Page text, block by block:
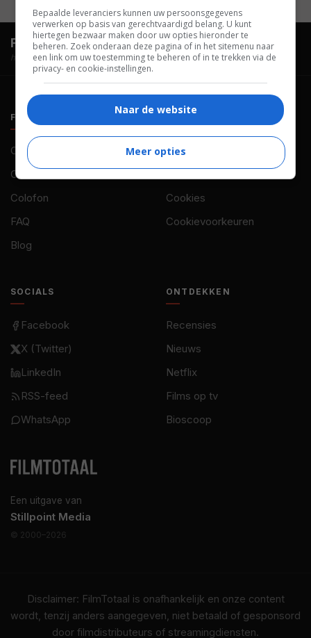
FilmTotaal.Hét online filmoverzicht.
hosted by
Een uitgave van
Stillpoint Media
© 2000–2026
FILMTOTAAL
Contact
Over ons
Colofon
FAQ
Blog
Privacy
Cookies
Cookievoorkeuren
SOCIALS
Facebook
X (Twitter)
LinkedIn
RSS-feed
WhatsApp
ONTDEKKEN
Recensies
Nieuws
Netflix
Films op tv
Bioscoop
Disclaimer: FilmTotaal is onafhankelijk en onze content
wordt, tenzij anders aangegeven, niet betaald of gesponsord
door filmdistributeurs of streamingdiensten.
Bepaalde leveranciers kunnen uw persoonsgegevens
verwerken op basis van gerechtvaardigd belang. U kunt
hiertegen bezwaar maken door uw opties hieronder te
beheren. Zoek onderaan deze pagina of in het sitemenu naar
een link om uw toestemming te beheren of in te trekken via de
privacy- en cookie-instellingen.
Naar de website
Meer opties